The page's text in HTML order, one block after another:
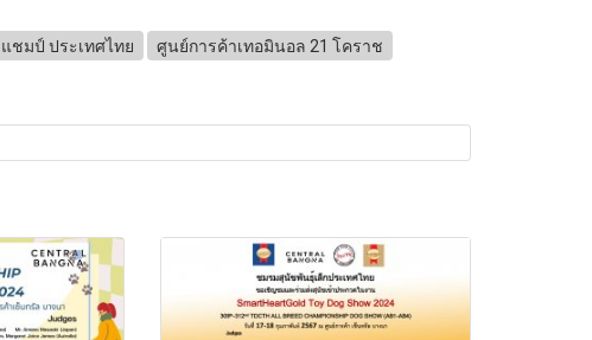
ชมป์ ประเทศไทย ศูนย์การค้าเทอมินอล 21 โคราช